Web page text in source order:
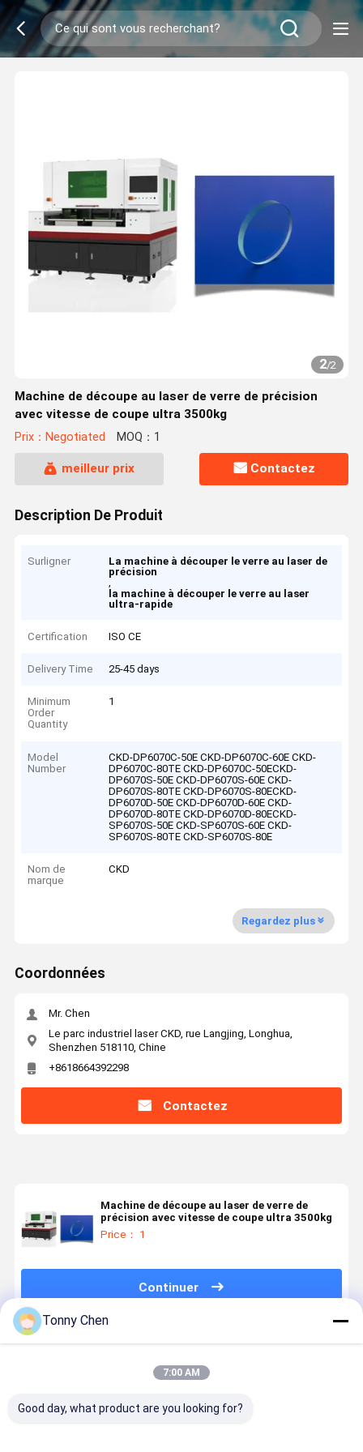
2/2
Machine de découpe au laser de verre de précision
avec vitesse de coupe ultra 3500kg
Prix：Negotiated MOQ：1
meilleur prix Contactez
Description De Produit
Surligner
La machine à découper le verre au laser de
précision
,
la machine à découper le verre au laser
ultra-rapide
Certification ISO CE
Delivery Time 25-45 days
Minimum
Order
Quantity
1
Model
Number
CKD-DP6070C-50E CKD-DP6070C-60E CKD-
DP6070C-80TE CKD-DP6070C-50ECKD-
DP6070S-50E CKD-DP6070S-60E CKD-
DP6070S-80TE CKD-DP6070S-80ECKD-
DP6070D-50E CKD-DP6070D-60E CKD-
DP6070D-80TE CKD-DP6070D-80ECKD-
SP6070S-50E CKD-SP6070S-60E CKD-
SP6070S-80TE CKD-SP6070S-80E
Nom de
marque
CKD
Regardez plus
Coordonnées
Mr. Chen
Le parc industriel laser CKD, rue Langjing, Longhua,
Shenzhen 518110, Chine
+8618664392298
Contactez
Machine de découpe au laser de verre de
précision avec vitesse de coupe ultra 3500kg
Price： 1
Continuer
Produits Recommandés
Tonny Chen
7:00 AM
Good day, what product are you looking for?